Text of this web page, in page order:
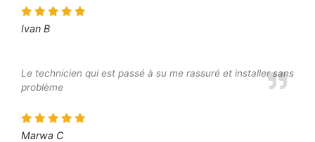
Ivan B
Le technicien qui est passé à su me rassuré et installer sans
problème
Marwa C